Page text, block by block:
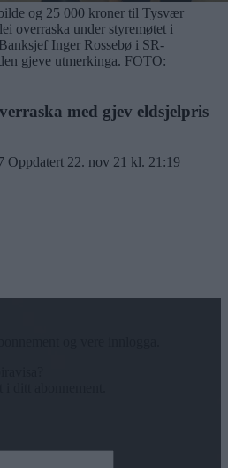
og 25 000 kroner til Tysvær
overraska under styremøtet i
Inger Rossebø i SR-
gjeve utmerkinga. FOTO:
med gjev eldsjelpris
Oppdatert 22. nov 21 kl. 21:19